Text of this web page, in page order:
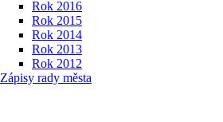
Rok 2016
Rok 2015
Rok 2014
Rok 2013
Rok 2012
Zápisy rady města